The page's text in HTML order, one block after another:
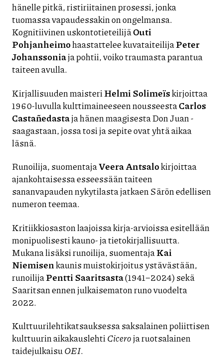
hänelle pitkä, ristiriitainen prosessi, jonka
tuomassa vapaudessakin on ongelmansa.
Kognitiivinen uskontotieteilijäOuti
Pohjanheimohaastattelee kuvataiteilijaPeter
Johanssoniaja pohtii, voiko traumasta parantua
taiteen avulla.
Kirjallisuuden maisteriHelmi Solimeïskirjoittaa
1960-luvulla kulttimaineeseen nousseestaCarlos
Castañedastaja hänen maagisesta Don Juan -
saagastaan, jossa tosi ja sepite ovat yhtä aikaa
läsnä.
Runoilija, suomentajaVeera Antsalokirjoittaa
ajankohtaisessa esseessään taiteen
sananvapauden nykytilasta jatkaen Särön edellisen
numeron teemaa.
Kritiikkiosaston laajoissa kirja-arvioissa esitellään
monipuolisesti kauno- ja tietokirjallisuutta.
Mukana lisäksi runoilija, suomentajaKai
Niemisenkaunis muistokirjoitus ystävästään,
runoilijaPentti Saaritsasta(1941–2024) sekä
Saaritsan ennen julkaisematon runo vuodelta
2022.
Kulttuurilehtikatsauksessa saksalainen poliittisen
kulttuurin aikakauslehtiCiceroja ruotsalainen
taidejulkaisuOEI.